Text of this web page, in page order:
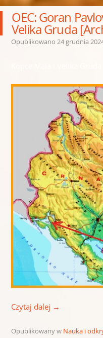
OEC: Goran
Velika Gruda
Opublikowano 24 grudnia
Czytaj dalej →
Opublikowany w Nauka i